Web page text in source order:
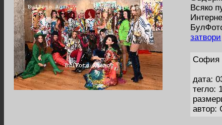
Всяко
затвори
София
дата:
тегло:
автор: